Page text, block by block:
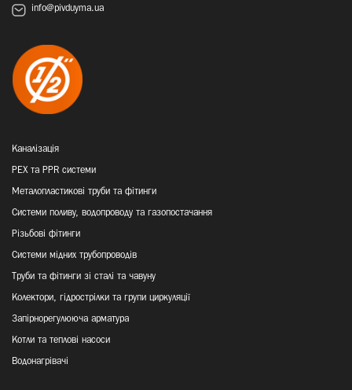
info@pivduyma.ua
Каналізація
PEX та PPR системи
Металопластикові труби та фітинги
Системи поливу, водопроводу та газопостачання
Різьбові фітинги
Системи мідних трубопроводів
Труби та фітинги зі сталі та чавуну
Колектори, гідрострілки та групи циркуляції
Запірнорегулююча арматура
Котли та теплові насоси
Водонагрівачі